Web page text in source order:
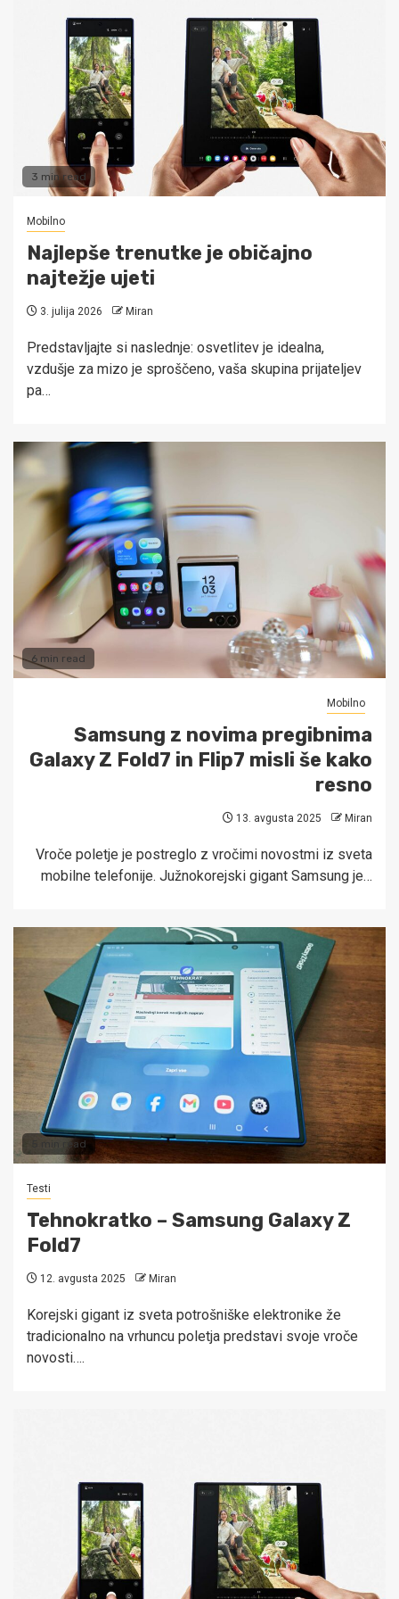
3 min read
Mobilno
Najlepše trenutke je običajno
najtežje ujeti
3. julija 2026 Miran
Predstavljajte si naslednje: osvetlitev je idealna,
vzdušje za mizo je sproščeno, vaša skupina prijateljev
pa…
6 min read
Mobilno
Samsung z novima pregibnima
Galaxy Z Fold7 in Flip7 misli še kako
resno
13. avgusta 2025 Miran
Vroče poletje je postreglo z vročimi novostmi iz sveta
mobilne telefonije. Južnokorejski gigant Samsung je…
5 min read
Testi
Tehnokratko – Samsung Galaxy Z
Fold7
12. avgusta 2025 Miran
Korejski gigant iz sveta potrošniške elektronike že
tradicionalno na vrhuncu poletja predstavi svoje vroče
novosti….